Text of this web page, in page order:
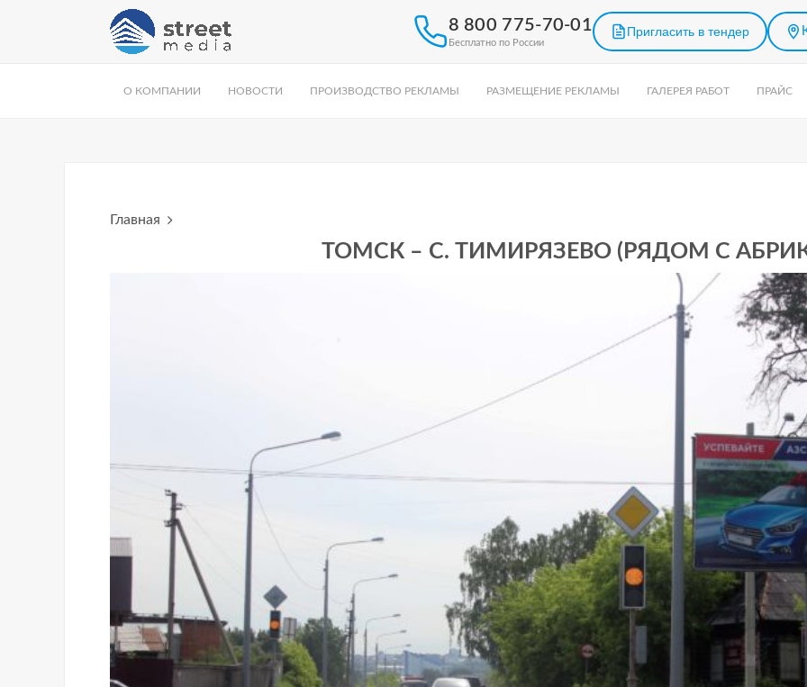
8 800 775-70-01
Бесплатно по России
Пригласить в тендер
О КОМПАНИИ НОВОСТИ ПРОИЗВОДСТВО РЕКЛАМЫ РАЗМЕЩЕНИЕ РЕКЛАМЫ ГАЛЕРЕЯ РАБОТ ПРАЙС
Главная
ТОМСК – С. ТИМИРЯЗЕВО (РЯДОМ С